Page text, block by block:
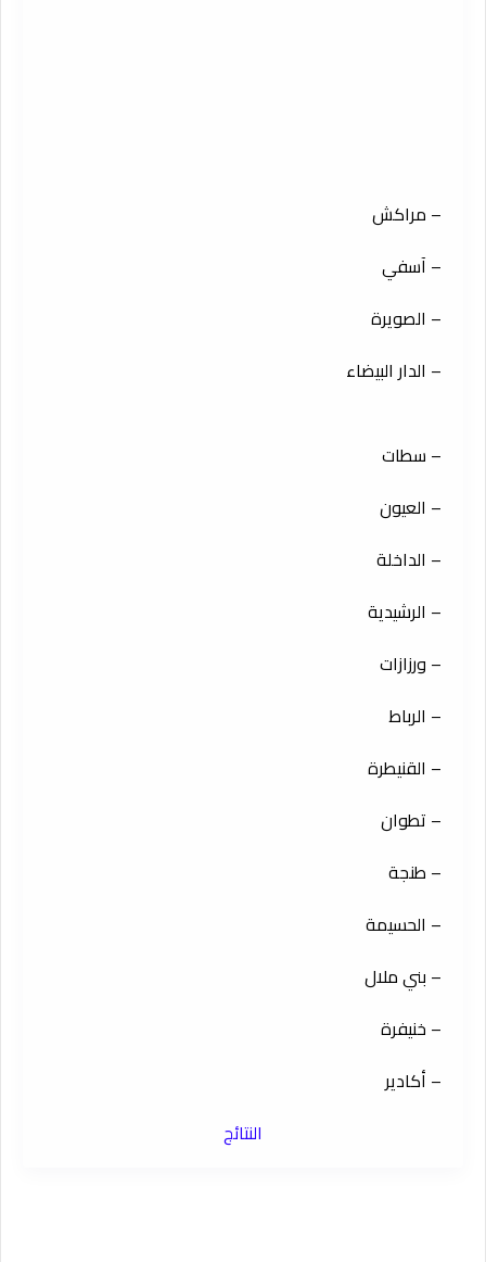
– مراكش
– آسفي
– الصويرة
– الدار البيضاء
– سطات
– العيون
– الداخلة
– الرشيدية
– ورزازات
– الرباط
– القنيطرة
– تطوان
– طنجة
– الحسيمة
– بني ملال
– خنيفرة
– أكادير
النتائج